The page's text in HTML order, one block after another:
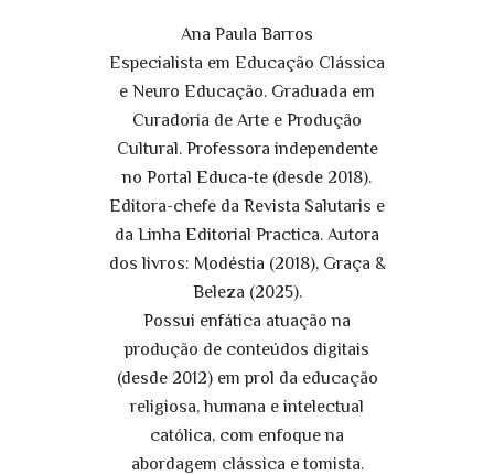
Ana Paula Barros
Especialista em Educação Clássica
e Neuro Educação. Graduada em
Curadoria de Arte e Produção
Cultural. Professora independente
no Portal Educa-te (desde 2018).
Editora-chefe da Revista Salutaris e
da Linha Editorial Practica. Autora
dos livros: Modéstia (2018), Graça &
Beleza (2025).
Possui enfática atuação na
produção de conteúdos digitais
(desde 2012) em prol da educação
religiosa, humana e intelectual
católica, com enfoque na
abordagem clássica e tomista.